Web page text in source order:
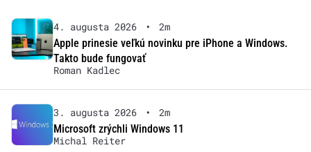
4. augusta 2026 •
2m
Apple prinesie veľkú novinku pre iPhone a Windows.
Takto bude fungovať
Roman Kadlec
3. augusta 2026 •
2m
Microsoft zrýchli Windows 11
Michal Reiter